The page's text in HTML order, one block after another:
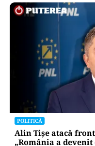
POLITICĂ
Alin Tișe atacă
„România a